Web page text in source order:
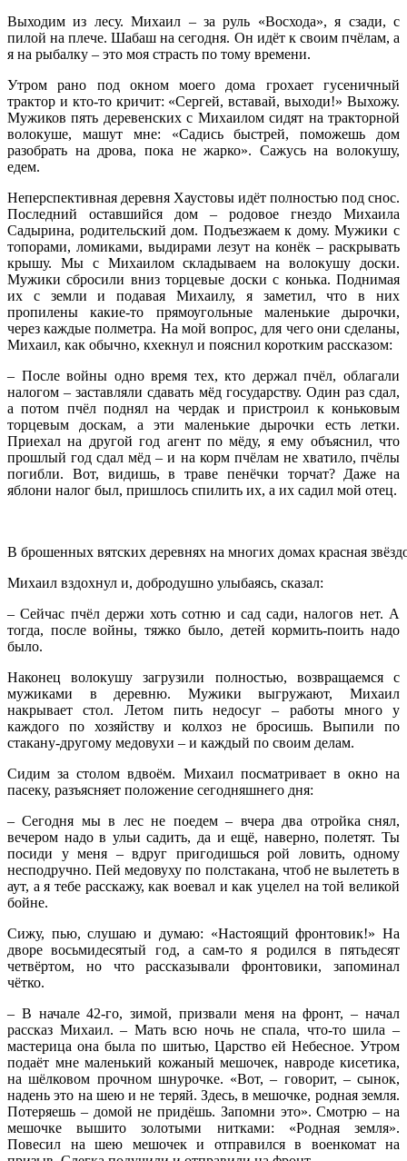
Выходим из лесу. Михаил – за руль «Восхода», я сзади, с
пилой на плече. Шабаш на сегодня. Он идёт к своим пчёлам, а
я на рыбалку – это моя страсть по тому времени.
Утром рано под окном моего дома грохает гусеничный
трактор и кто-то кричит: «Сергей, вставай, выходи!» Выхожу.
Мужиков пять деревенских с Михаилом сидят на тракторной
волокуше, машут мне: «Садись быстрей, поможешь дом
разобрать на дрова, пока не жарко». Сажусь на волокушу,
едем.
Неперспективная деревня Хаустовы идёт полностью под снос.
Последний оставшийся дом – родовое гнездо Михаила
Садырина, родительский дом. Подъезжаем к дому. Мужики с
топорами, ломиками, выдирами лезут на конёк – раскрывать
крышу. Мы с Михаилом складываем на волокушу доски.
Мужики сбросили вниз торцевые доски с конька. Поднимая
их с земли и подавая Михаилу, я заметил, что в них
пропилены какие-то прямоугольные маленькие дырочки,
через каждые полметра. На мой вопрос, для чего они сделаны,
Михаил, как обычно, кхекнул и пояснил коротким рассказом:
– После войны одно время тех, кто держал пчёл, облагали
налогом – заставляли сдавать мёд государству. Один раз сдал,
а потом пчёл поднял на чердак и пристроил к коньковым
торцевым доскам, а эти маленькие дырочки есть летки.
Приехал на другой год агент по мёду, я ему объяснил, что
прошлый год сдал мёд – и на корм пчёлам не хватило, пчёлы
погибли. Вот, видишь, в траве пенёчки торчат? Даже на
яблони налог был, пришлось спилить их, а их садил мой отец.
В брошенных вятских деревнях на многих домах красная
Михаил вздохнул и, добродушно улыбаясь, сказал:
– Сейчас пчёл держи хоть сотню и сад сади, налогов нет. А
тогда, после войны, тяжко было, детей кормить-поить надо
было.
Наконец волокушу загрузили полностью, возвращаемся с
мужиками в деревню. Мужики выгружают, Михаил
накрывает стол. Летом пить недосуг – работы много у
каждого по хозяйству и колхоз не бросишь. Выпили по
стакану-другому медовухи – и каждый по своим делам.
Сидим за столом вдвоём. Михаил посматривает в окно на
пасеку, разъясняет положение сегодняшнего дня:
– Сегодня мы в лес не поедем – вчера два отройка снял,
вечером надо в ульи садить, да и ещё, наверно, полетят. Ты
посиди у меня – вдруг пригодишься рой ловить, одному
несподручно. Пей медовуху по полстакана, чтоб не вылететь в
аут, а я тебе расскажу, как воевал и как уцелел на той великой
бойне.
Сижу, пью, слушаю и думаю: «Настоящий фронтовик!» На
дворе восьмидесятый год, а сам-то я родился в пятьдесят
четвёртом, но что рассказывали фронтовики, запоминал
чётко.
– В начале 42-го, зимой, призвали меня на фронт, – начал
рассказ Михаил. – Мать всю ночь не спала, что-то шила –
мастерица она была по шитью, Царство ей Небесное. Утром
подаёт мне маленький кожаный мешочек, навроде кисетика,
на шёлковом прочном шнурочке. «Вот, – говорит, – сынок,
надень это на шею и не теряй. Здесь, в мешочке, родная земля.
Потеряешь – домой не придёшь. Запомни это». Смотрю – на
мешочке вышито золотыми нитками: «Родная земля».
Повесил на шею мешочек и отправился в военкомат на